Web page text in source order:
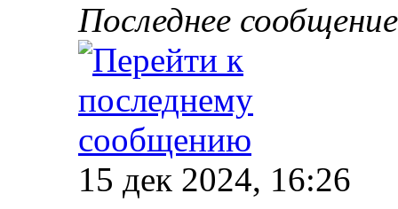
Последнее сообщение
15 дек 2024, 16:26